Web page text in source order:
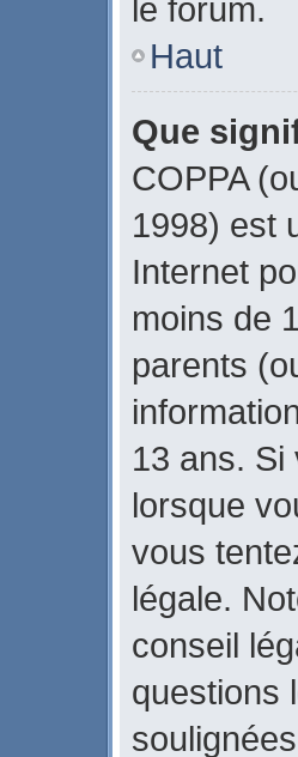
le forum.
Haut
Que
COPPA
1998) est
Internet
moins de
parents
13 ans. Si
lorsque
vous
légale.
conseil
questions